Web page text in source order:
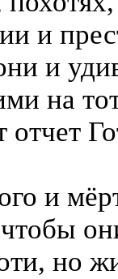
и
и
на
отчет
и
но